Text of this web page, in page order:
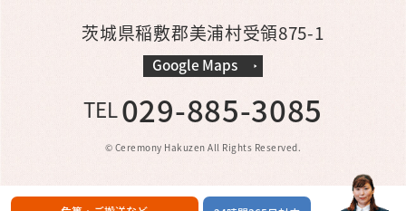
茨城県稲敷郡美浦村受領875-1
Google Maps
TEL029-885-3085
© Ceremony Hakuzen All Rights Reserved.